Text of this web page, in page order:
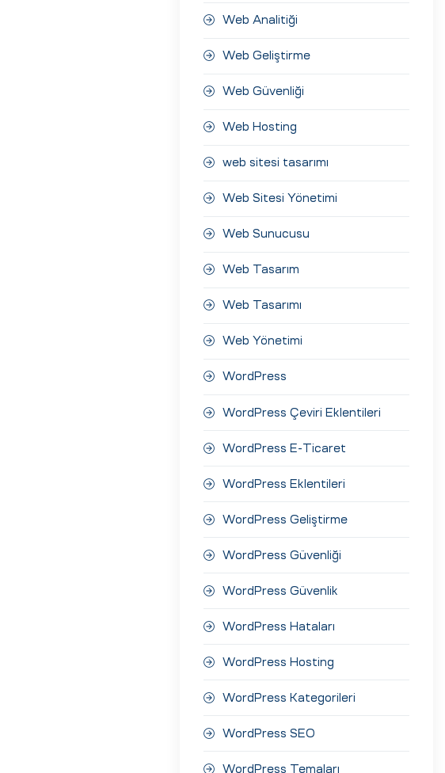
Web Analitiği
Web Geliştirme
Web Güvenliği
Web Hosting
web sitesi tasarımı
Web Sitesi Yönetimi
Web Sunucusu
Web Tasarım
Web Tasarımı
Web Yönetimi
WordPress
WordPress Çeviri Eklentileri
WordPress E-Ticaret
WordPress Eklentileri
WordPress Geliştirme
WordPress Güvenliği
WordPress Güvenlik
WordPress Hataları
WordPress Hosting
WordPress Kategorileri
WordPress SEO
WordPress Temaları